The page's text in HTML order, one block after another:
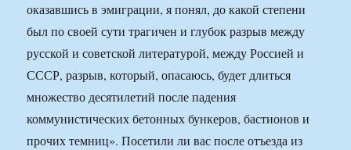
оказавшись в эмиграции, я понял, до какой степени
был по своей сути трагичен и глубок разрыв между
русской и советской литературой, между Россией и
СССР, разрыв, который, опасаюсь, будет длиться
множество десятилетий после падения
коммунистических бетонных бункеров, бастионов и
прочих темниц». Посетили ли вас после отъезда из